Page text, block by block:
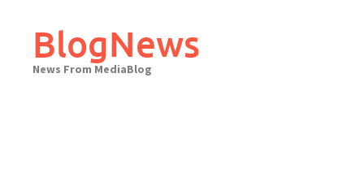
contentBlogNews
News From MediaBlog